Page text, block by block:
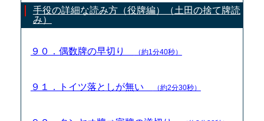
手役の詳細な読み方（役牌編）（土田の捨て牌読
み）
９０．偶数牌の早切り （約1分40秒）
９１．トイツ落としが無い （約2分30秒）